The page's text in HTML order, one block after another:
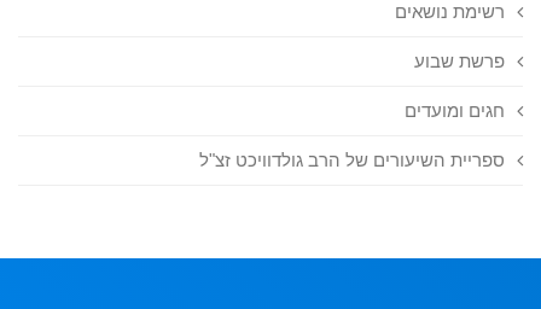
רשימת נושאים
פרשת שבוע
חגים ומועדים
ספריית השיעורים של הרב גולדוויכט זצ"ל